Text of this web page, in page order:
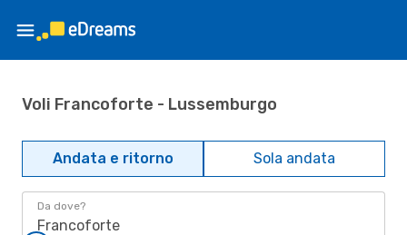
Voli Francoforte - Lussemburgo
Andata e ritorno Sola andata
Da dove?
Francoforte